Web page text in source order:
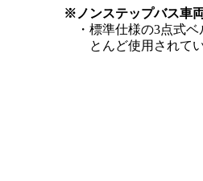
※ノンステップバス車
・標準仕様の3点式
とんど使用されて